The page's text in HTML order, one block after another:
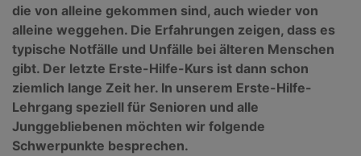
die von alleine gekommen sind, auch wieder von
alleine weggehen. Die Erfahrungen zeigen, dass es
typische Notfälle und Unfälle bei älteren Menschen
gibt. Der letzte Erste-Hilfe-Kurs ist dann schon
ziemlich lange Zeit her. In unserem Erste-Hilfe-
Lehrgang speziell für Senioren und alle
Junggebliebenen möchten wir folgende
Schwerpunkte besprechen.